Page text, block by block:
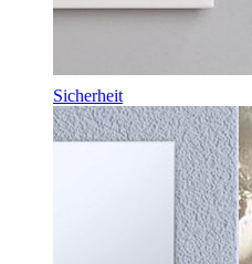
Sicherheit